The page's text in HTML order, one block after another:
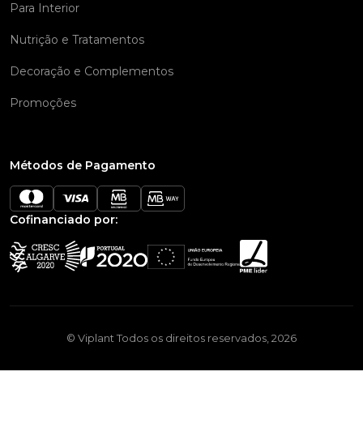
Para Interior
Nutrição e Tratamentos
Decoração e Complementos
Promoções
Métodos de Pagamento
Cofinanciado por:
© Viplant Todos os direitos reservados, 2026